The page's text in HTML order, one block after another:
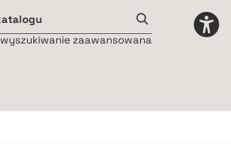
wyszukiwanie zaawansowana